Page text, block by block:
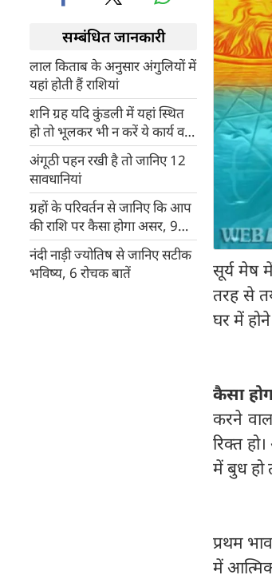
सम्बंधित जानकारी
लाल किताब के अनुसार अंगुलियों में
यहां होती हैं राशियां
शनि ग्रह यदि कुंडली में यहां स्थित
हो तो भूलकर भी न करें ये कार्य वर्ना
हो जाएंगे बर्बाद
अंगूठी पहन रखी है तो जानिए 12
सावधानियां
ग्रहों के परिवर्तन से जानिए कि आप
की राशि पर कैसा होगा असर, 9
खास बातें
नंदी नाड़ी ज्योतिष से जानिए सटीक
भविष्य, 6 रोचक बातें
सूर्य मेष
तरह से
घर में
कैसा
करने
रिक्त
में बुध हो
प्रथम
में आत्मिक